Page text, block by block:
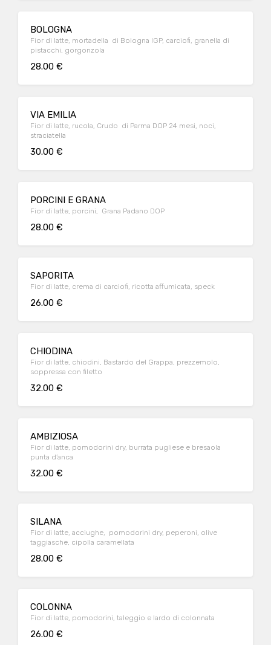
BOLOGNA
Fior di latte, mortadella di Bologna IGP, carciofi, granella di
pistacchi, gorgonzola
28.00 €
VIA EMILIA
Fior di latte, rucola, Crudo di Parma DOP 24 mesi, noci,
straciatella
30.00 €
PORCINI E GRANA
Fior di latte, porcini, Grana Padano DOP
28.00 €
SAPORITA
Fior di latte, crema di carciofi, ricotta affumicata, speck
26.00 €
CHIODINA
Fior di latte, chiodini, Bastardo del Grappa, prezzemolo,
soppressa con filetto
32.00 €
AMBIZIOSA
Fior di latte, pomodorini dry, burrata pugliese e bresaola
punta d’anca
32.00 €
SILANA
Fior di latte, acciughe, pomodorini dry, peperoni, olive
taggiasche, cipolla caramellata
28.00 €
COLONNA
Fior di latte, pomodorini, taleggio e lardo di colonnata
26.00 €